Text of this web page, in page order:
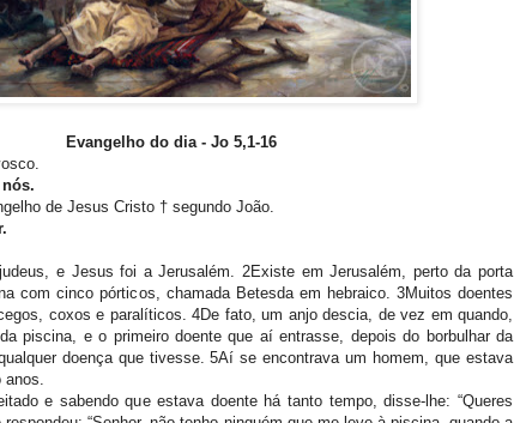
Evangelho do dia - Jo 5,1-16
de Jesus Cristo † segundo João.
e Jesus foi a Jerusalém. 2Existe em Jerusalém, perto da porta
com cinco pórticos, chamada Betesda em hebraico. 3Muitos doentes
coxos e paralíticos. 4De fato, um anjo descia, de vez em quando,
piscina, e o primeiro doente que aí entrasse, depois do borbulhar da
doença que tivesse. 5Aí se encontrava um homem, que estava
anos.
e sabendo que estava doente há tanto tempo, disse-lhe: “Queres